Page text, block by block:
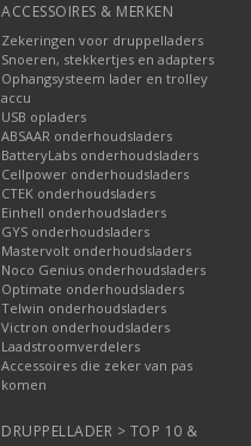
ACCESSOIRES & MERKEN
Zekeringen voor druppelladers
Snoeren, stekkertjes en adapters
Ophangsysteem lader en trolley
accu
USB opladers
ABSAAR onderhoudsladers
BatteryLabs onderhoudsladers
Cellpower onderhoudsladers
CTEK onderhoudsladers
Einhell onderhoudsladers
GYS onderhoudsladers
Mastervolt onderhoudsladers
Noco Genius onderhoudsladers
Optimate onderhoudsladers
Telwin onderhoudsladers
Victron onderhoudsladers
Laadstroomverdelers
Accessoires die zeker van pas
komen
DRUPPELLADER > TOP 10 &